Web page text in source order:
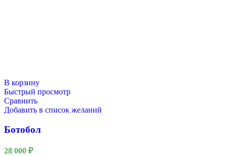
В корзину
Быстрый просмотр
Сравнить
Добавить в список желаний
Ботобол
28 000 ₽